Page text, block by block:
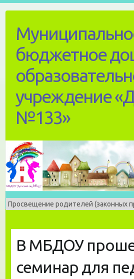
content
бюджетное
учреждение
№133»
В МБДОУ
семинар для